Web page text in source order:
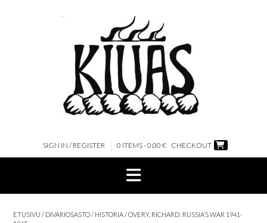
SIGN IN / REGISTER 0 ITEMS - 0,00 € CHECKOUT
ETUSIVU / DIVARIOSASTO/ HISTORIA/ OVERY, RICHARD: RUSSIA’S WAR 1941-